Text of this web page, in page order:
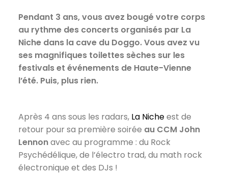
Pendant 3 ans, vous avez bougé votre corps
au rythme des concerts organisés par La
Niche dans la cave du Doggo. Vous avez vu
ses magnifiques toilettes sèches sur les
festivals et événements de Haute-Vienne
l’été. Puis, plus rien.
Après 4 ans sous les radars, La Nicheest de
retour pour sa première soirée au CCM John
Lennonavec au programme : du Rock
Psychédélique, de l’électro trad, du math rock
électronique et des DJs !